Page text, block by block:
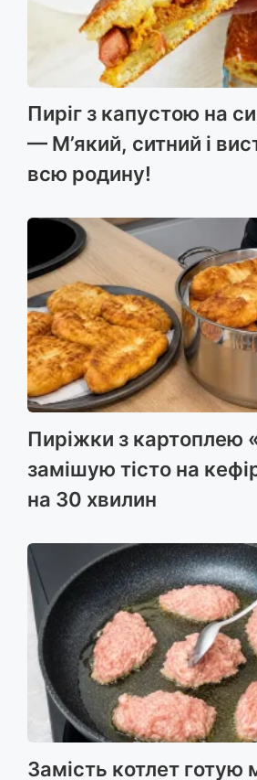
Пиріг з капустою на
— М’який, ситний і
всю родину!
Пиріжки з картоплею
замішую тісто на
на 30 хвилин
Замість котлет готую